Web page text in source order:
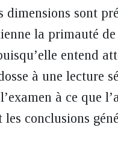
sont
la primauté
entend
à une lecture
à ce que
conclusions